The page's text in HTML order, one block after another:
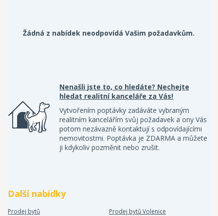
Žádná z nabídek neodpovídá Vašim požadavkům.
Nenašli jste to, co hledáte? Nechejte
hledat realitní kanceláře za Vás!
Vytvořením poptávky zadáváte vybraným
realitním kancelářím svůj požadavek a ony Vás
potom nezávazně kontaktují s odpovídajícími
nemovitostmi. Poptávka je ZDARMA a můžete
ji kdykoliv pozměnit nebo zrušit.
Další nabídky
Prodej bytů
Prodej bytů Volenice